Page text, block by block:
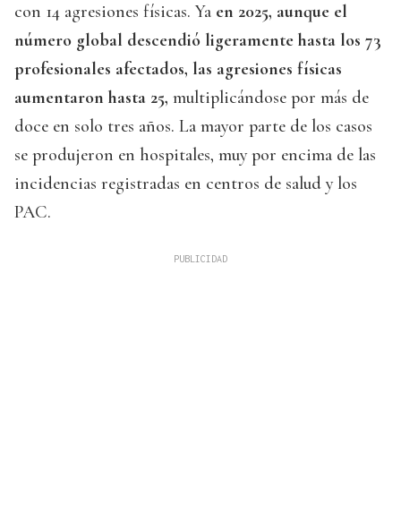
con 14 agresiones físicas. Ya en 2025, aunque el
número global descendió ligeramente hasta los 73
profesionales afectados, las agresiones físicas
aumentaron hasta 25, multiplicándose por más de
doce en solo tres años. La mayor parte de los casos
se produjeron en hospitales, muy por encima de las
incidencias registradas en centros de salud y los
PAC.